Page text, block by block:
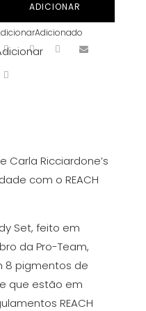
Carla
ADICIONAR
Adicionado
Carla Ricciardone’s
com o REACH
Set, feito em
da Pro-Team,
8 pigmentos de
que estão em
REACH